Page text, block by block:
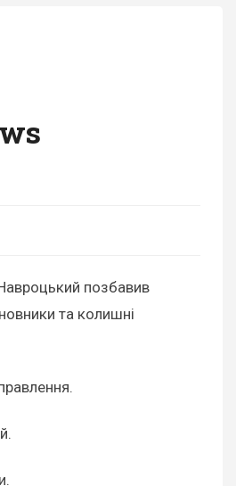
позбавив
та колишні